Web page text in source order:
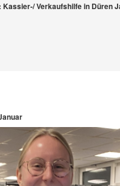
Kassier-/ Verkaufshilfe in Düren